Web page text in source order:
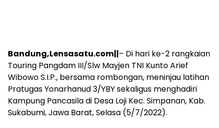
Bandung,Lensasatu.com||– Di hari ke-2 rangkaian
Touring Pangdam III/Slw Mayjen TNI Kunto Arief
Wibowo S.I.P., bersama rombongan, meninjau latihan
Pratugas Yonarhanud 3/YBY sekaligus menghadiri
Kampung Pancasila di Desa Loji Kec. Simpanan, Kab.
Sukabumi, Jawa Barat, Selasa (5/7/2022).